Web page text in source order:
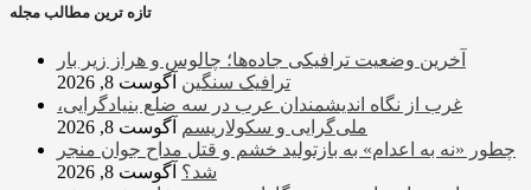
تازه ترین مطالب مجله
آخرین وضعیت ترافیکی جاده‌ها؛ چالوس و هراز زیر بار
ترافیک سنگین آگوست 8, 2026
غرب از نگاه اندیشمندان عرب در سه ضلع بنیادگرایی،
ملی‌گرایی و سکولاریسم آگوست 8, 2026
چطور «نه به اعدام» به بازتولید خشم و قتل مداح جوان منجر
شد؟ آگوست 8, 2026